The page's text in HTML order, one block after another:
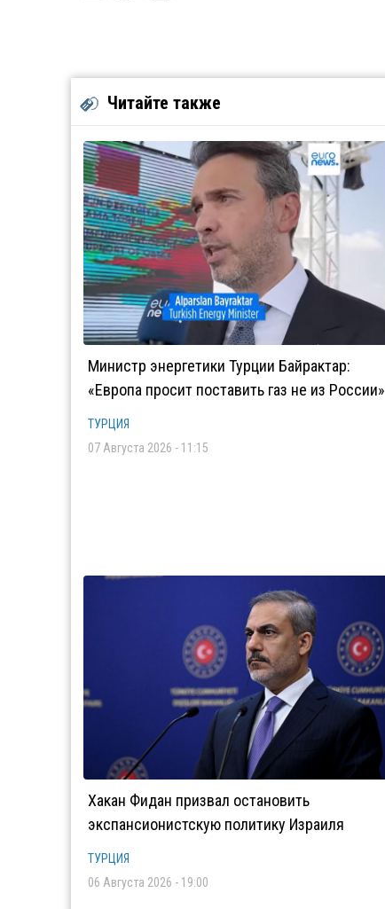
Читайте также
Министр энергетики Турции Байрактар:
«Европа просит поставить газ не из России»
ТУРЦИЯ
07 Августа 2026 - 11:15
Хакан Фидан призвал остановить
экспансионистскую политику Израиля
ТУРЦИЯ
06 Августа 2026 - 19:00